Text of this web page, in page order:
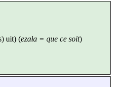
uit) (ezala = que ce soit)